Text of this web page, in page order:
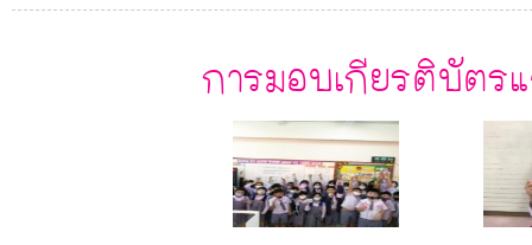
การมอบเกียรติบัตร